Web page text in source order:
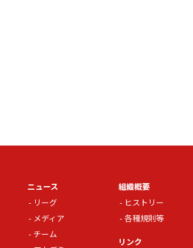
ニュース
リーグ
メディア
チーム
組織概要
ヒストリー
各種規則等
リンク